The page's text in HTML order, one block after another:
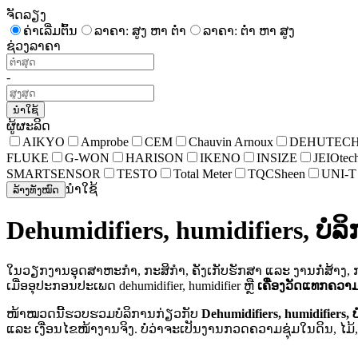
ຈັດລຽງ
ຄ່າເລີ່ມຕົ້ນ
ລາຄາ: ສູງ ຫາ ຕໍ່າ
ລາຄາ: ຕໍ່າ ຫາ ສູງ
ຊ່ວງລາຄາ
-
ນຳໃຊ້
ຜູ້ຜະລິດ
AIKYO
Amprobe CEM Chauvin Arnoux
FLUKE
G-WON HARISON IKENO INSIZE
SMARTSENSOR
TESTO Total Meter TQCSheen UNI-T
ລ້າງທັງໝົດ ນຳໃຊ້
Dehumidifiers, humidifiers,
ໃນວຽກງານອຸດສາຫະກໍາ, ກະສິກໍາ, ຄັງເກັບຮັກສາ ແລະ ງານກໍ່ສ້າ
ເມື່ອອຸປະກອນປະເພດ dehumidifier, humidifier ຫຼື ເຄື່ອງວັດແທກຄວາ
ໜ້າໝວດນີ້ຮວບຮວມບໍລິການກ່ຽວກັບ Dehumidifiers,
ແລະ ເງື່ອນໄຂໜ້າງານຈິງ. ບໍ່ວ່າຈະເປັນງານກວດຄວາມຊຸ່ມໃນດິນ,